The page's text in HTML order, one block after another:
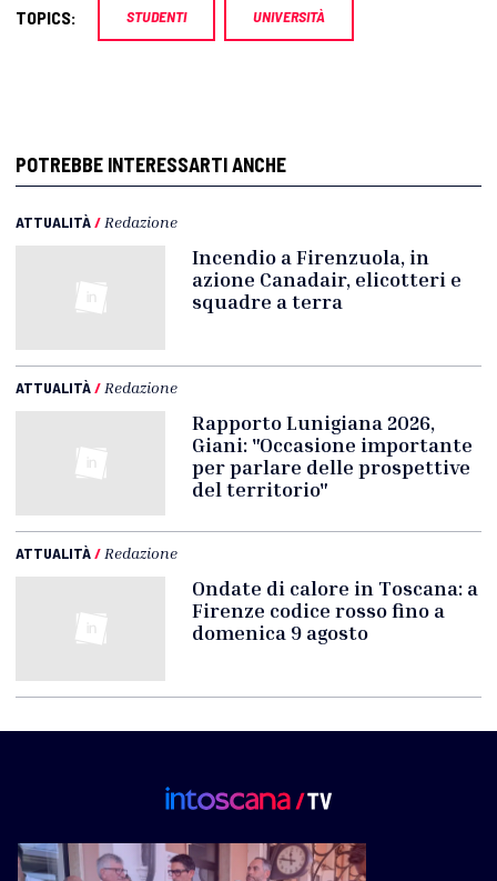
TOPICS: STUDENTI UNIVERSITÀ
POTREBBE INTERESSARTI ANCHE
ATTUALITÀ/ Redazione
Incendio a Firenzuola, in
azione Canadair, elicotteri e
squadre a terra
ATTUALITÀ/ Redazione
Rapporto Lunigiana 2026,
Giani: "Occasione importante
per parlare delle prospettive
del territorio"
ATTUALITÀ/ Redazione
Ondate di calore in Toscana: a
Firenze codice rosso fino a
domenica 9 agosto